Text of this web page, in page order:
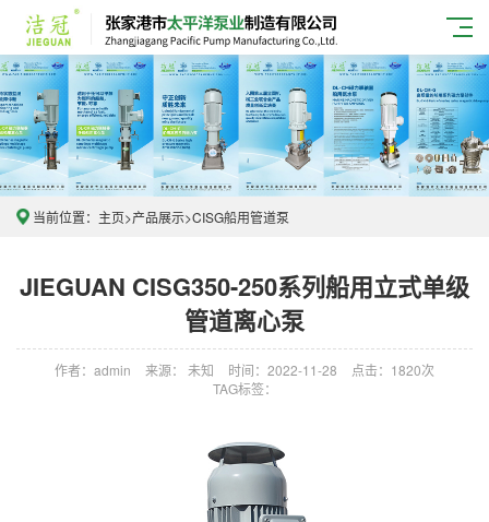
当前位置： 主页>产品展示>CISG船用管道泵
JIEGUAN CISG350-250系列船用立式单级
管道离心泵
作者：admin 来源： 未知 时间：2022-11-28
点击：1820次
TAG标签：